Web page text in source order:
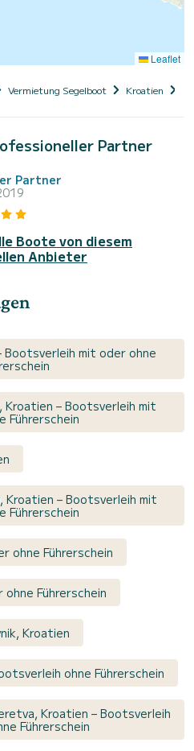
Leaflet
Vermietung Segelboot Kroatien
Partner
Partner
Boote von diesem
Anbieter
mit oder ohne
Kroatien – Bootsverleih mit
Führerschein
Kroatien – Bootsverleih mit
Führerschein
ohne Führerschein
Führerschein
Kroatien
ohne Führerschein
Kroatien – Bootsverleih
Führerschein